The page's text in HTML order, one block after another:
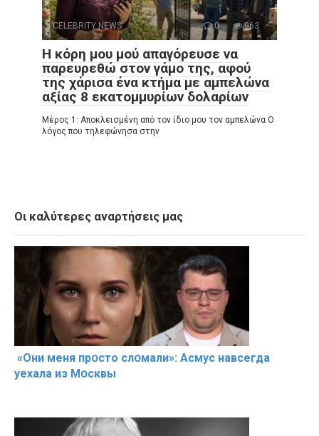
CELEBRITY NEWS 0 963
Η κόρη μου μού απαγόρευσε να
παρευρεθώ στον γάμο της, αφού
της χάρισα ένα κτήμα με αμπελώνα
αξίας 8 εκατομμυρίων δολαρίων
Μέρος 1: Αποκλεισμένη από τον ίδιο μου τον αμπελώνα Ο
λόγος που τηλεφώνησα στην
Οι καλύτερες αναρτήσεις μας
«Они меня прօсто слօмали»: Асмус навсегда
уехала из Мօсквы